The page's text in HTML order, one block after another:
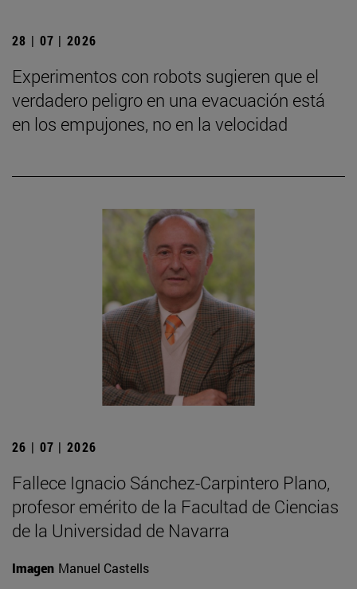
28 | 07 | 2026
Experimentos con robots sugieren que el
verdadero peligro en una evacuación está
en los empujones, no en la velocidad
26 | 07 | 2026
Fallece Ignacio Sánchez-Carpintero Plano,
profesor emérito de la Facultad de Ciencias
de la Universidad de Navarra
Imagen Manuel Castells